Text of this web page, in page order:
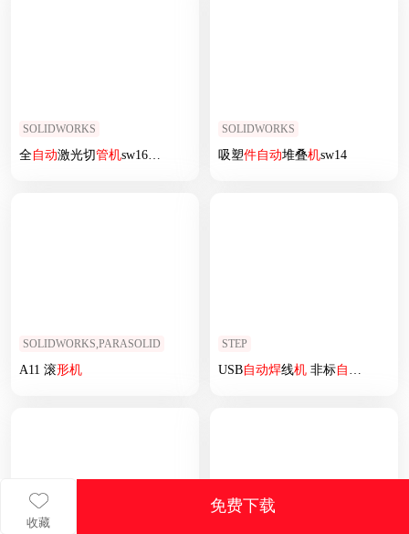
收藏
免费下载
SOLIDWORKS
全自动激光切管机sw16可编辑
SOLIDWORKS
吸塑件自动堆叠机sw14
SOLIDWORKS,PARASOLID
A11 滚形机
STEP
USB自动焊线机非标自动